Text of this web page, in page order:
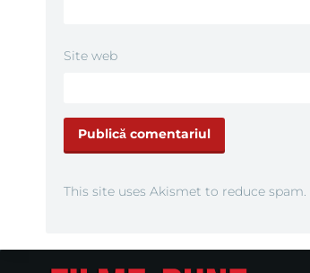
Site web
This site uses Akismet to reduce spam.